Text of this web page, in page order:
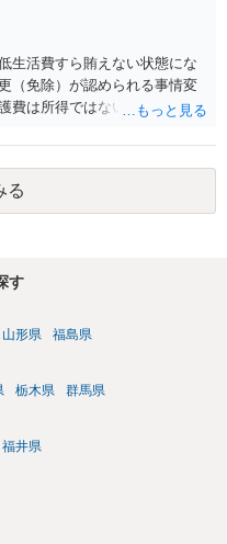
生活費すら賄えない状態にな
（免除）が認められる事情変
費は所得ではないので、「保
り役所から何らかのペナルテ
りのお金で自己責任で生活せ
受給することになった時はす
調停申立てをすべきでしょ
る
す
山形県 福島県
栃木県 群馬県
福井県